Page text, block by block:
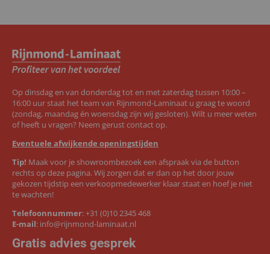
Op dinsdag en van donderdag tot en met zaterdag tussen 10:00 –
16:00 uur staat het team van Rijnmond-Laminaat u graag te woord
(zondag, maandag én woensdag zijn wij gesloten). Wilt u meer weten
of heeft u vragen? Neem gerust contact op.
Eventuele afwijkende openingstijden
Tip! Maak voor je showroombezoek een afspraak via de button
rechts op deze pagina. Wij zorgen dat er dan op het door jouw
gekozen tijdstip een verkoopmedewerker klaar staat en hoef je niet
te wachten!
Telefoonnummer:+31 (0)10 2345 468
E-mail: info@rijnmond-laminaat.nl
Gratis advies gesprek